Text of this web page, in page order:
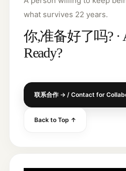
what survives 22 years.
你,准备好了吗? ·
Ready?
联系合作 → / Contact for
Back to Top ↑